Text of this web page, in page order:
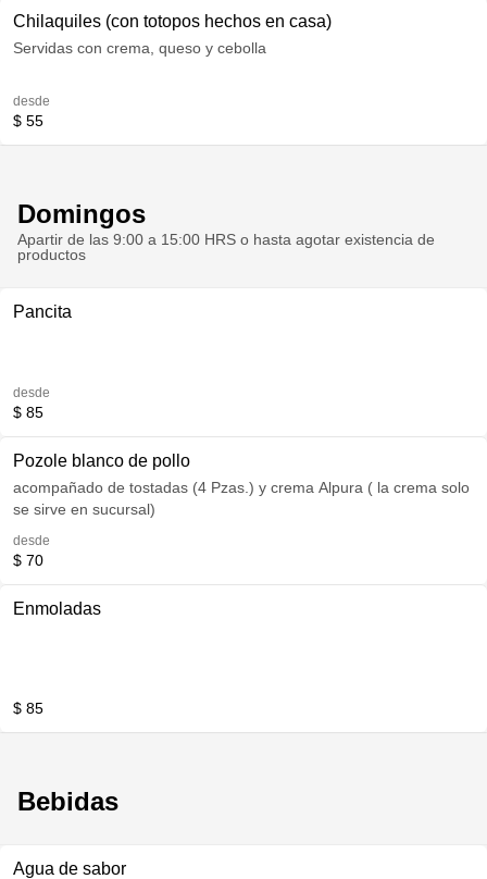
Chilaquiles (con totopos hechos en casa)
Servidas con crema, queso y cebolla
desde
$ 55
Domingos
Apartir de las 9:00 a 15:00 HRS o hasta agotar existencia de
productos
Pancita
desde
$ 85
Pozole blanco de pollo
acompañado de tostadas (4 Pzas.) y crema Alpura ( la crema solo
se sirve en sucursal)
desde
$ 70
Enmoladas
$ 85
Bebidas
Agua de sabor